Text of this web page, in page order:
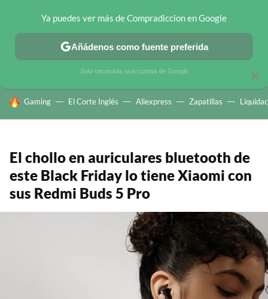
CHOLLOS TELEGRAM OFERTAS EN MÓVILES OFERTAS EN
HOY SE HABLA DE
Gaming El Corte Inglés Aliexpress Zapatillas
El chollo en auriculares bluetooth de
este Black Friday lo tiene Xiaomi con
sus Redmi Buds 5 Pro
×
Ya puedes ver más de Compradiccion en Google
Añádenos como fuente preferida
Solo necesitas una cuenta de Google